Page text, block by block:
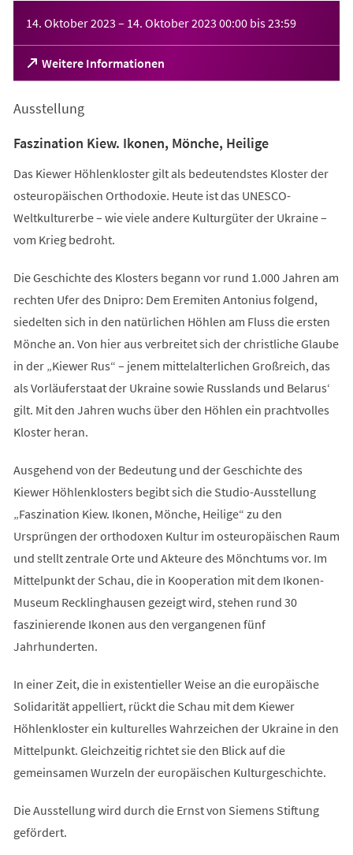
14. Oktober 2023 – 14. Oktober 2023 00:00 bis23:59
Weitere Informationen
(Öffnet
in
neuen
Ausstellung
Faszination Kiew. Ikonen, Mönche, Heilige
Das Kiewer Höhlenkloster gilt als bedeutendstes Kloster der
osteuropäischen Orthodoxie. Heute ist das UNESCO-
Weltkulturerbe – wie viele andere Kulturgüter der Ukraine –
vom Krieg bedroht.
Die Geschichte des Klosters begann vor rund 1.000 Jahren am
rechten Ufer des Dnipro: Dem Eremiten Antonius folgend,
siedelten sich in den natürlichen Höhlen am Fluss die ersten
Mönche an. Von hier aus verbreitet sich der christliche Glaube
in der „Kiewer Rus“ – jenem mittelalterlichen Großreich, das
als Vorläuferstaat der Ukraine sowie Russlands und Belarus‘
gilt. Mit den Jahren wuchs über den Höhlen ein prachtvolles
Kloster heran.
Ausgehend von der Bedeutung und der Geschichte des
Kiewer Höhlenklosters begibt sich die Studio-Ausstellung
„Faszination Kiew. Ikonen, Mönche, Heilige“ zu den
Ursprüngen der orthodoxen Kultur im osteuropäischen Raum
und stellt zentrale Orte und Akteure des Mönchtums vor. Im
Mittelpunkt der Schau, die in Kooperation mit dem Ikonen-
Museum Recklinghausen gezeigt wird, stehen rund 30
faszinierende Ikonen aus den vergangenen fünf
Jahrhunderten.
In einer Zeit, die in existentieller Weise an die europäische
Solidarität appelliert, rückt die Schau mit dem Kiewer
Höhlenkloster ein kulturelles Wahrzeichen der Ukraine in den
Mittelpunkt. Gleichzeitig richtet sie den Blick auf die
gemeinsamen Wurzeln der europäischen Kulturgeschichte.
Die Ausstellung wird durch die Ernst von Siemens Stiftung
gefördert.